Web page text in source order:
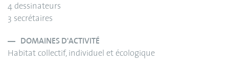
4 dessinateurs
3 secrétaires
DOMAINES D'ACTIVITÉ
Habitat collectif, individuel et écologique